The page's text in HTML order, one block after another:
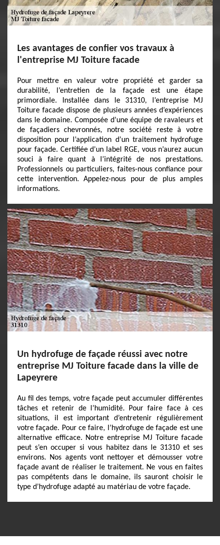
Les avantages de confier vos travaux à
l'entreprise MJ Toiture facade
Pour mettre en valeur votre propriété et garder sa
durabilité, l’entretien de la façade est une étape
primordiale. Installée dans le 31310, l’entreprise MJ
Toiture facade dispose de plusieurs années d’expériences
dans le domaine. Composée d’une équipe de ravaleurs et
de façadiers chevronnés, notre société reste à votre
disposition pour l’application d’un traitement hydrofuge
pour façade. Certifiée d’un label RGE, vous n’aurez aucun
souci à faire quant à l’intégrité de nos prestations.
Professionnels ou particuliers, faites-nous confiance pour
cette intervention. Appelez-nous pour de plus amples
informations.
Un hydrofuge de façade réussi avec notre
entreprise MJ Toiture facade dans la ville de
Lapeyrere
Au fil des temps, votre façade peut accumuler différentes
tâches et retenir de l’humidité. Pour faire face à ces
situations, il est important d’entretenir régulièrement
votre façade. Pour ce faire, l’hydrofuge de façade est une
alternative efficace. Notre entreprise MJ Toiture facade
peut s’en occuper si vous habitez dans le 31310 et ses
environs. Nos agents vont nettoyer et démousser votre
façade avant de réaliser le traitement. Ne vous en faites
pas compétents dans le domaine, ils sauront choisir le
type d’hydrofuge adapté au matériau de votre façade.